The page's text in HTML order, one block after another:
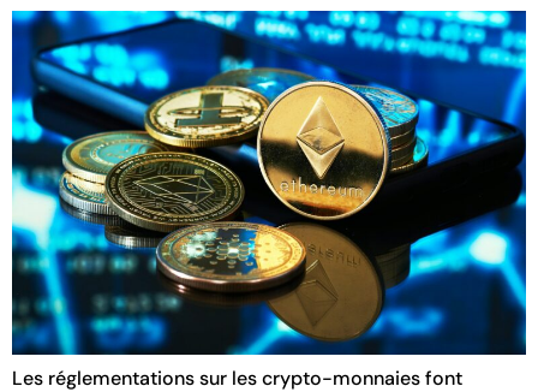
Les réglementations sur les crypto-monnaies font